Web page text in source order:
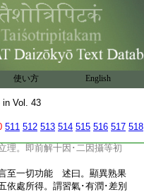
使い方 English
in Vol. 43
511 512 513 514 515 516 517 518
者爲因故。文但通言諸作者
。前師唯有爲少分爲果體。
。第二師即通無爲亦是果體。
縁法爲作具故。從喩爲名
上至餘所得果 述曰。若論別相。
此果。寛通有漏･無漏等也
至得増上果 述曰。出果體已。
於中有二。初引文。後正解。瑜
揚十八云。習氣依處得異熟等
理。即前解十因･二因攝等初
至一切功能 述曰。顯異熟果
依處所得。謂習氣･有潤･差別